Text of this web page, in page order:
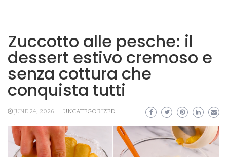
Zuccotto alle pesche: il
dessert estivo cremoso e
senza cottura che
conquista tutti
JUNE 24, 2026 UNCATEGORIZED